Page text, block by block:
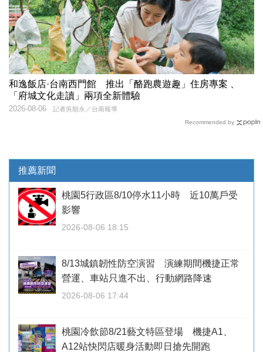
和逸飯店·台南西門館 推出「酪跑農遊趣」住房專案 、
「府城文化走讀」兩項全新體驗
記者吳順永／台南報導
2026-08-06
Recommended by
推薦新聞
桃園5行政區8/10停水11小時 近10萬戶受
影響
2026-08-06 18:15
8/13城鎮韌性防空演習 演練期間機捷正常
營運、車站只進不出、行動網路降速
2026-08-06 17:44
桃園冷飲節8/21藝文特區登場 機捷A1、
A12站快閃店暖身活動即日搶先開跑